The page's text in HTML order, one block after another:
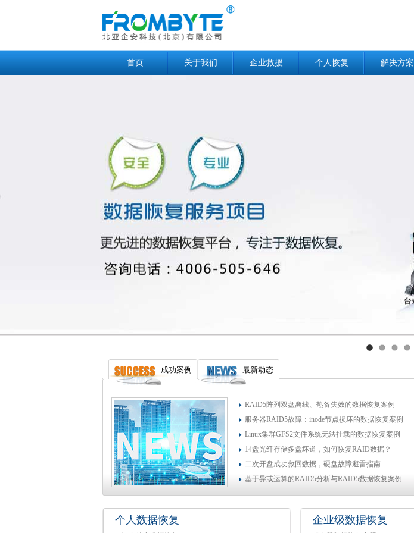
首页 关于我们 企业救援 个人恢复 解决方案
成功案例 最新动态
RAID5阵列双盘离线、热备失效的数据恢复案例
服务器RAID5故障：inode节点损坏的数据恢复案例
Linux集群GFS2文件系统无法挂载的数据恢复案例
14盘光纤存储多盘坏道，如何恢复RAID数据？
二次开盘成功救回数据，硬盘故障避雷指南
基于异或运算的RAID5分析与RAID5数据恢复案例
个人数据恢复 企业级数据恢复